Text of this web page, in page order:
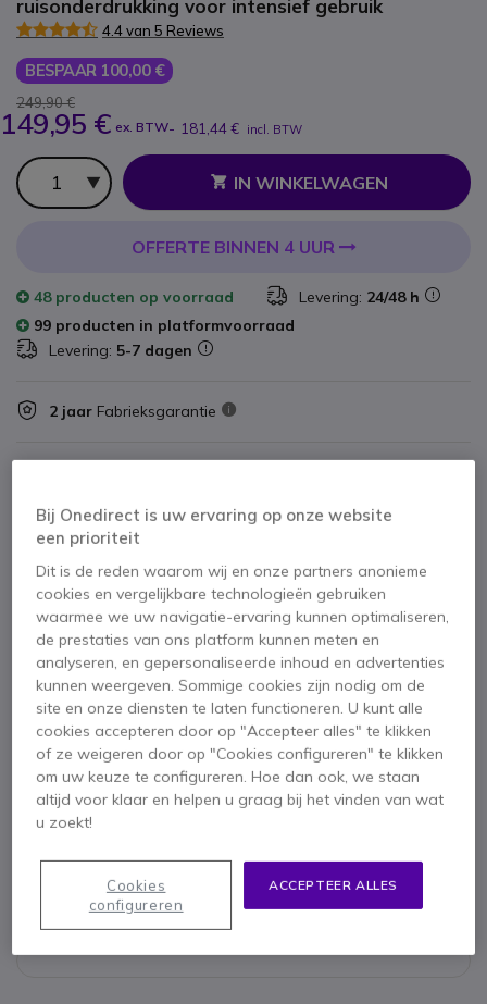
ruisonderdrukking voor intensief gebruik
4.4 van 5 Reviews
BESPAAR 100,00 €
249,90 €
149,95 € ex. BTW- 181,44 € incl. BTW
Aantal
IN WINKELWAGEN
OFFERTE BINNEN 4 UUR
48 producten op voorraad Levering: 24/48 h
99 producten in platformvoorraad
Levering: 5-7 dagen
2 jaar Fabrieksgarantie
Belangrijkste kenmerken
Duo draadloze headset voor pc / MAC en smartphone
Bluetooth USB-C en 3 5 mm jack-aansluitingen
Met multipoint-functie voor gebruik met meerdere apparaten
ANC: Actieve ruisonderdrukking "ActiveGuard"
Comfortabele en lichtgewicht headset
Grote zeer comfortabele kunstleren kussens
Geoptimaliseerd voor Microsoft Teams
Toon meer
Meegeleverd in de doos
1 x Sennhiser headset voor Microsoft Teams
1 x USB-C oplaadkabel
1 x Gebruikershandleiding
Bij Onedirect is uw ervaring op onze website
een prioriteit
Dit is de reden waarom wij en onze partners anonieme
cookies en vergelijkbare technologieën gebruiken
waarmee we uw navigatie-ervaring kunnen optimaliseren,
de prestaties van ons platform kunnen meten en
analyseren, en gepersonaliseerde inhoud en advertenties
kunnen weergeven. Sommige cookies zijn nodig om de
site en onze diensten te laten functioneren. U kunt alle
cookies accepteren door op "Accepteer alles" te klikken
of ze weigeren door op "Cookies configureren" te klikken
om uw keuze te configureren. Hoe dan ook, we staan
altijd voor klaar en helpen u graag bij het vinden van wat
u zoekt!
ACCEPTEER ALLES
Cookies
configureren